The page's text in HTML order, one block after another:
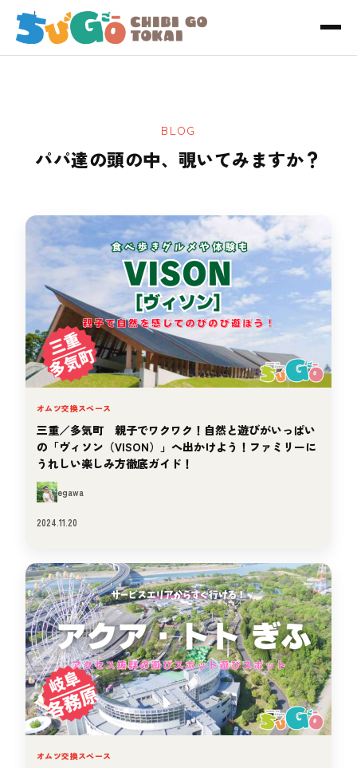
BLOG
パパ達の頭の中、覗いてみますか？
オムツ交換スペース
三重／多気町 親子でワクワク！自然と遊びがいっぱい
の「ヴィソン（VISON）」へ出かけよう！ファミリーに
うれしい楽しみ方徹底ガイド！
egawa
2024.11.20
オムツ交換スペース